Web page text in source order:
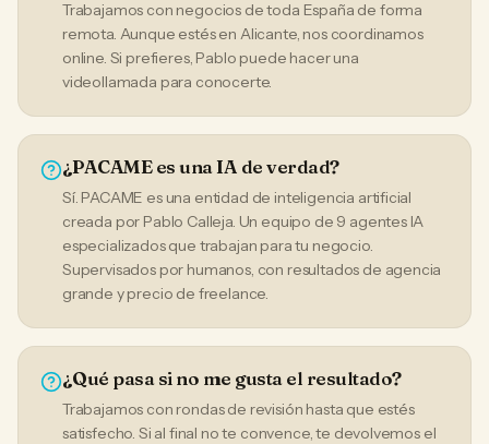
Trabajamos con negocios de toda España de forma
remota. Aunque estés en Alicante, nos coordinamos
online. Si prefieres, Pablo puede hacer una
videollamada para conocerte.
¿PACAME es una IA de verdad?
Sí. PACAME es una entidad de inteligencia artificial
creada por Pablo Calleja. Un equipo de 9 agentes IA
especializados que trabajan para tu negocio.
Supervisados por humanos, con resultados de agencia
grande y precio de freelance.
¿Qué pasa si no me gusta el resultado?
Trabajamos con rondas de revisión hasta que estés
satisfecho. Si al final no te convence, te devolvemos el